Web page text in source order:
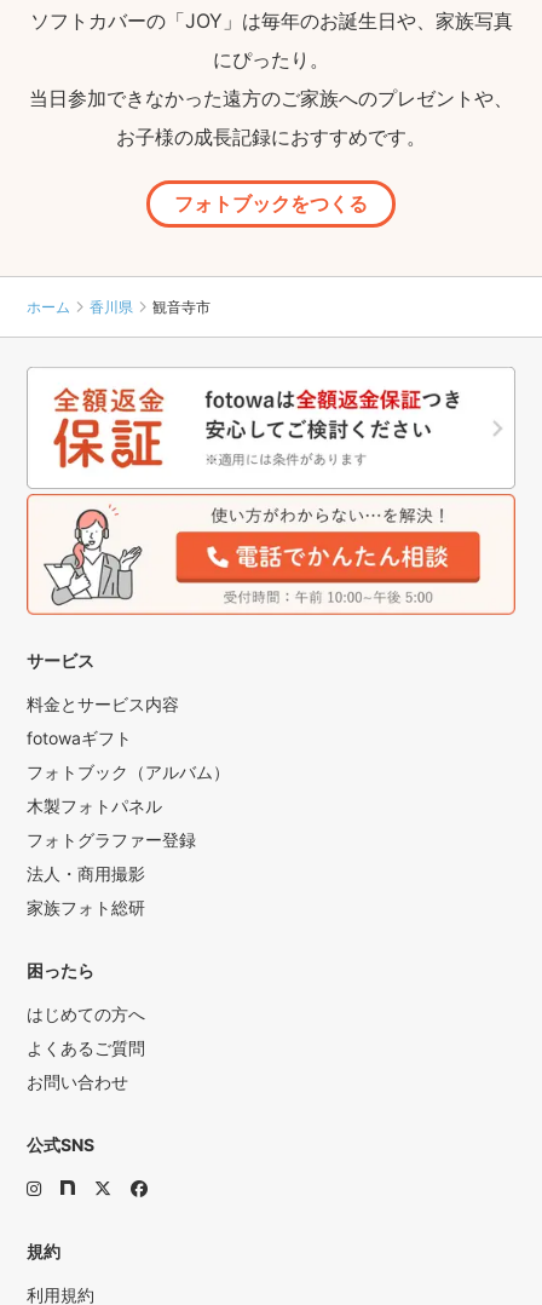
ソフトカバーの「JOY」は毎年のお誕生日や、家族写真
にぴったり。
当日参加できなかった遠方のご家族へのプレゼントや、
お子様の成長記録におすすめです。
フォトブックをつくる
ホーム 香川県 観音寺市
サービス
料金とサービス内容
fotowaギフト
フォトブック（アルバム）
木製フォトパネル
フォトグラファー登録
法人・商用撮影
家族フォト総研
困ったら
はじめての方へ
よくあるご質問
お問い合わせ
公式SNS
規約
利用規約